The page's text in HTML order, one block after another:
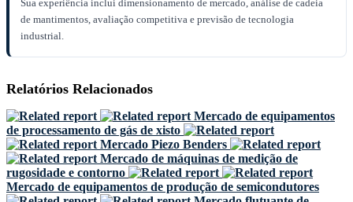
Sua experiência inclui dimensionamento de mercado, análise de cadeia
de mantimentos, avaliação competitiva e previsão de tecnologia
industrial.
Relatórios Relacionados
Mercado de equipamentos
de processamento de gás de xisto
Mercado Piezo Benders
Mercado de máquinas de medição de
rugosidade e contorno
Mercado de equipamentos de produção de semicondutores